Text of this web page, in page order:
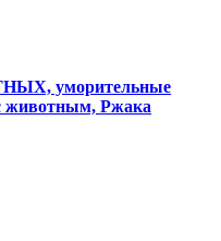
уморительные
животным, Ржака